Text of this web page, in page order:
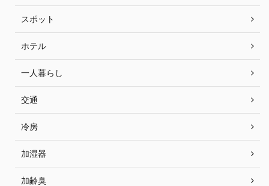
スポット
ホテル
一人暮らし
交通
冷房
加湿器
加齢臭